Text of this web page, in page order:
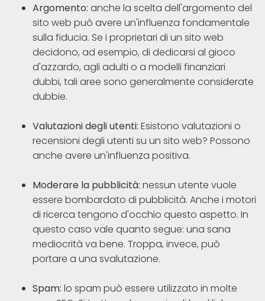
Argomento: anche la scelta dell'argomento del
sito web può avere un'influenza fondamentale
sulla fiducia. Se i proprietari di un sito web
decidono, ad esempio, di dedicarsi al gioco
d'azzardo, agli adulti o a modelli finanziari
dubbi, tali aree sono generalmente considerate
dubbie.
Valutazioni degli utenti: Esistono valutazioni o
recensioni degli utenti su un sito web? Possono
anche avere un'influenza positiva.
Moderare la pubblicità: nessun utente vuole
essere bombardato di pubblicità. Anche i motori
di ricerca tengono d'occhio questo aspetto. In
questo caso vale quanto segue: una sana
mediocrità va bene. Troppa, invece, può
portare a una svalutazione.
Spam: lo spam può essere utilizzato in molte